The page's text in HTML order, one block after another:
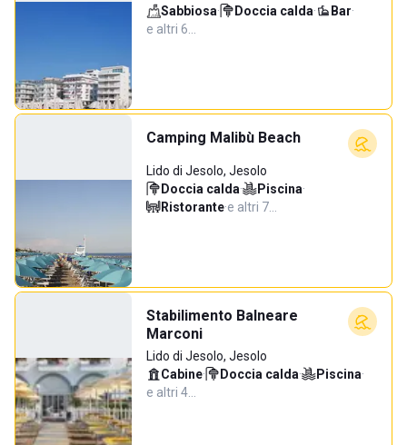
Sabbiosa· Doccia calda· Bar·
e altri 6…
Camping Malibù Beach
Lido di Jesolo, Jesolo
Doccia calda· Piscina·
Ristorante·e altri 7…
Stabilimento Balneare
Marconi
Lido di Jesolo, Jesolo
Cabine· Doccia calda· Piscina·
e altri 4…